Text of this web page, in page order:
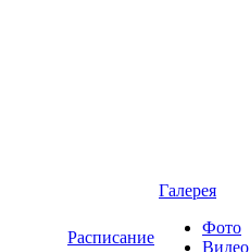
Расписание
Галерея
Фото
Видео